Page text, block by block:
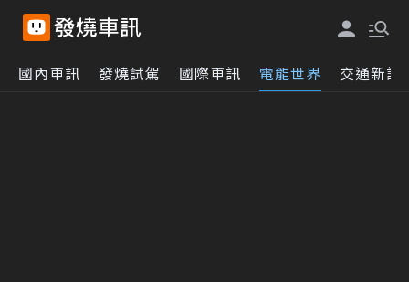
國內車訊 發燒試駕 國際車訊 電能世界 交通新訊